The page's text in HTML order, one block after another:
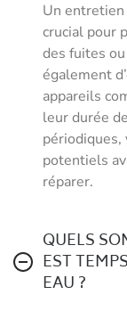
Un
crucial pour
des fuites
également
appareils
leur durée
potentiels
réparer.
QUELS
EST
EAU ?